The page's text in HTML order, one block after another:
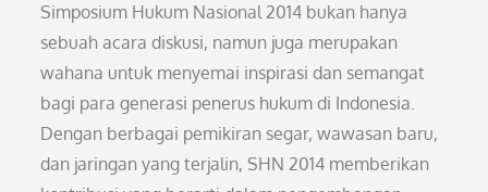
Simposium Hukum Nasional 2014 bukan hanya
sebuah acara diskusi, namun juga merupakan
wahana untuk menyemai inspirasi dan semangat
bagi para generasi penerus hukum di Indonesia.
Dengan berbagai pemikiran segar, wawasan baru,
dan jaringan yang terjalin, SHN 2014 memberikan